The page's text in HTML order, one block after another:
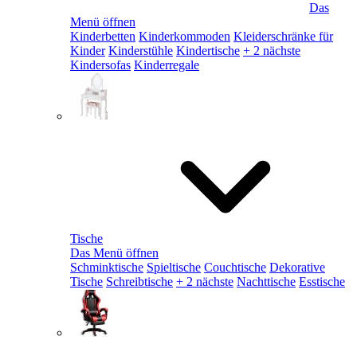
Das
Menü öffnen
Kinderbetten Kinderkommoden Kleiderschränke für
Kinder Kinderstühle Kindertische + 2 nächste
Kindersofas Kinderregale
Tische
Das Menü öffnen
Schminktische Spieltische Couchtische Dekorative
Tische Schreibtische + 2 nächste Nachttische Esstische